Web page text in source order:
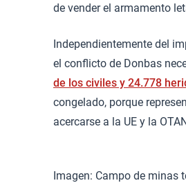
de vender el armamento
Independientemente del
el conflicto de Donbas
de los civiles y 24.778
congelado, porque
acercarse a la UE y la
Imagen: Campo de minas